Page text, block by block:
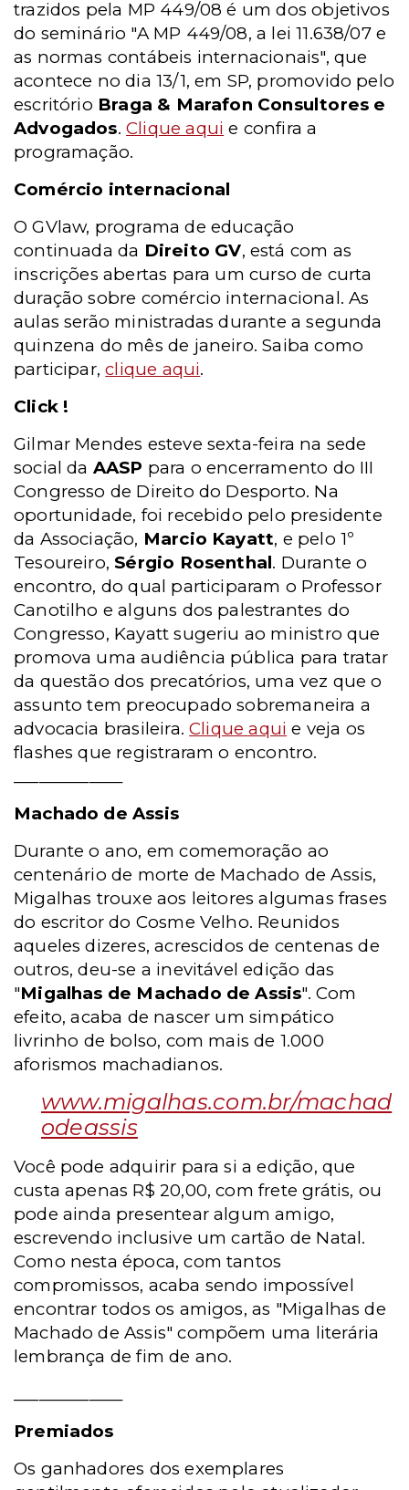
trazidos pela MP 449/08 é um dos objetivos
do seminário "A MP 449/08, a lei 11.638/07 e
as normas contábeis internacionais", que
acontece no dia 13/1, em SP, promovido pelo
escritório Braga & Marafon Consultores e
Advogados.Clique aqui e confira a
programação.
Comércio internacional
O GVlaw, programa de educação
continuada da Direito GV, está com as
inscrições abertas para um curso de curta
duração sobre comércio internacional. As
aulas serão ministradas durante a segunda
quinzena do mês de janeiro. Saiba como
participar,clique aqui.
Click !
Gilmar Mendes esteve sexta-feira na sede
social da AASP para o encerramento do III
Congresso de Direito do Desporto. Na
oportunidade, foi recebido pelo presidente
da Associação, Marcio Kayatt, e pelo 1º
Tesoureiro,Sérgio Rosenthal. Durante o
encontro, do qual participaram o Professor
Canotilho e alguns dos palestrantes do
Congresso, Kayatt sugeriu ao ministro que
promova uma audiência pública para tratar
da questão dos precatórios, uma vez que o
assunto tem preocupado sobremaneira a
advocacia brasileira.Clique aqui e veja os
flashes que registraram o encontro.
Machado de Assis
Durante o ano, em comemoração ao
centenário de morte de Machado de Assis,
Migalhas trouxe aos leitores algumas frases
do escritor do Cosme Velho. Reunidos
aqueles dizeres, acrescidos de centenas de
outros, deu-se a inevitável edição das
"Migalhas de Machado de Assis". Com
efeito, acaba de nascer um simpático
livrinho de bolso, com mais de 1.000
aforismos machadianos.
www.migalhas.com.br/machad
odeassis
Você pode adquirir para si a edição, que
custa apenas R$ 20,00, com frete grátis, ou
pode ainda presentear algum amigo,
escrevendo inclusive um cartão de Natal.
Como nesta época, com tantos
compromissos, acaba sendo impossível
encontrar todos os amigos, as "Migalhas de
Machado de Assis" compõem uma literária
lembrança de fim de ano.
Premiados
Os ganhadores dos exemplares